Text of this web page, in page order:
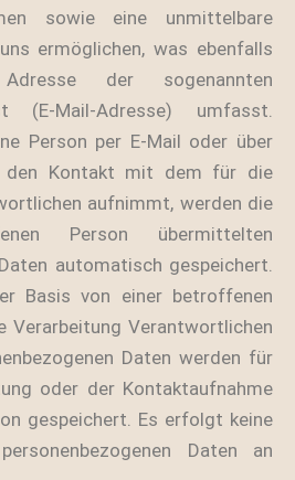
sowie eine unmittelbare
ermöglichen, was ebenfalls
der sogenannten
(E-Mail-Adresse) umfasst.
Person per E-Mail oder über
den Kontakt mit dem für die
aufnimmt, werden die
Person übermittelten
automatisch gespeichert.
Basis von einer betroffenen
Verarbeitung Verantwortlichen
Daten werden für
oder der Kontaktaufnahme
gespeichert. Es erfolgt keine
Daten an